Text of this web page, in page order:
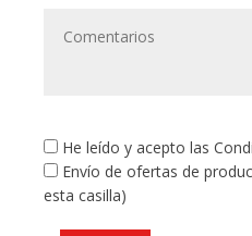
He leído y acepto las
Envío de ofertas de
esta casilla)